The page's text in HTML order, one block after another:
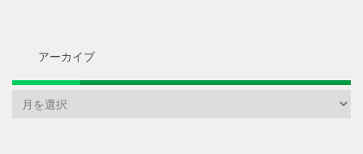
アーカイブ